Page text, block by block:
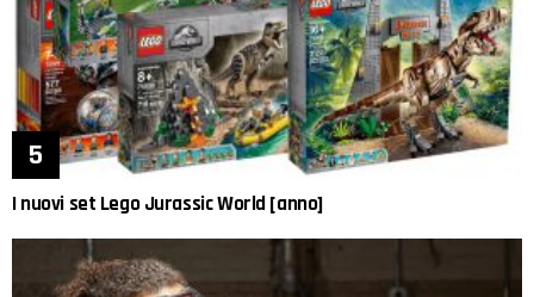
I nuovi set Lego Jurassic World [anno]